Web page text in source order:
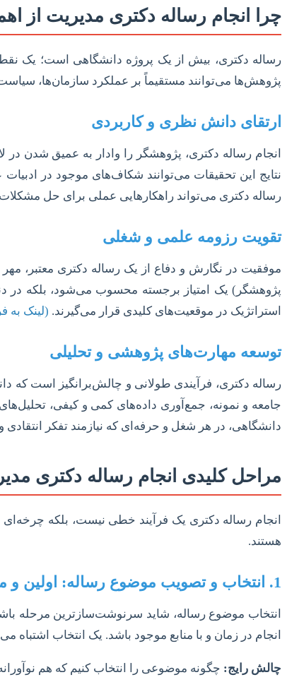
چرا انجام رساله دکتری مدیریت از
رساله دکتری، بیش از یک پروژه دانشگاهی است؛ یک
پژوهش‌ها می‌توانند مستقیماً بر عملکرد سازمان‌ها،
ارتقای دانش نظری و کاربردی
انجام رساله دکتری، پژوهشگر را وادار به عمیق شدن
نتایج این تحقیقات می‌توانند شکاف‌های موجود در
رساله دکتری می‌تواند راهکارهایی عملی برای حل مشکلات
تقویت رزومه علمی و شغلی
موفقیت در نگارش و دفاع از یک رساله دکتری معتبر،
پژوهشگر) یک امتیاز برجسته محسوب می‌شود، بلکه در
استراتژیک در موقعیت‌های کلیدی قرار می‌گیرند. (لینک
توسعه مهارت‌های پژوهشی و تحلیلی
رساله دکتری، فرآیندی طولانی و چالش‌برانگیز است که
جامعه و نمونه، جمع‌آوری داده‌های کمی و کیفی،
دانشگاهی، در هر شغل و حرفه‌ای که نیازمند تفکر
مراحل کلیدی انجام رساله دکتری
انجام رساله دکتری یک فرآیند خطی نیست، بلکه
هستند.
1. انتخاب و تصویب موضوع رساله: اولین و مهمترین گام
انتخاب موضوع رساله، شاید سرنوشت‌سازترین مرحله
انجام در زمان و با منابع موجود باشد. یک انتخاب
چالش رایج: چگونه موضوعی را انتخاب کنیم که هم